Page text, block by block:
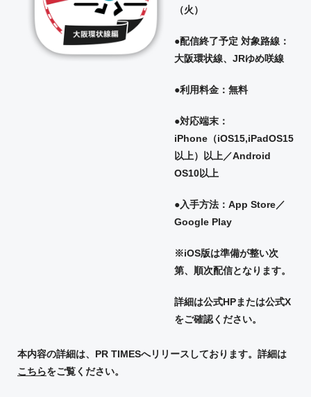
（火）
●配信終了予定 対象路線：
大阪環状線、JRゆめ咲線
●利用料金：無料
●対応端末：
iPhone（iOS15,iPadOS15
以上）以上／Android
OS10以上
●入手方法：App Store／
Google Play
※iOS版は準備が整い次
第、順次配信となります。
詳細は公式HPまたは公式X
をご確認ください。
本内容の詳細は、PR TIMESへリリースしております。詳細は
こちらをご覧ください。